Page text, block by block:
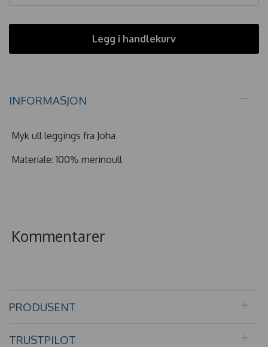
Legg i handlekurv
INFORMASJON
Myk ull leggings fra Joha
Materiale: 100% merinoull
Kommentarer
PRODUSENT
TRUSTPILOT